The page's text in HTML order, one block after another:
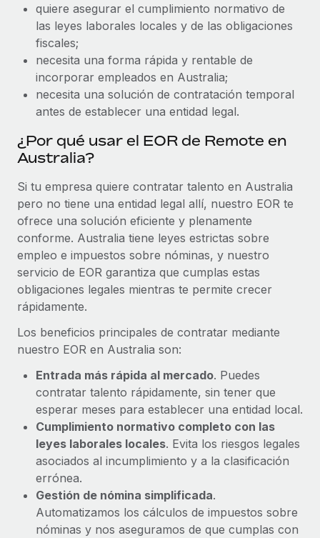
Pento se convierte en un empleador equitativo
con Remote
Gestionar las nóminas internamente es complicado. Tardas
semanas en hacerlo manualmente y, al mes...
Más información
quiere asegurar el cumplimiento normativo de
las leyes laborales locales y de las obligaciones
fiscales;
necesita una forma rápida y rentable de
incorporar empleados en Australia;
necesita una solución de contratación temporal
antes de establecer una entidad legal.
¿Por qué usar el EOR de Remote en
Australia?
Si tu empresa quiere contratar talento en Australia
pero no tiene una entidad legal allí, nuestro EOR te
ofrece una solución eficiente y plenamente
conforme. Australia tiene leyes estrictas sobre
empleo e impuestos sobre nóminas, y nuestro
servicio de EOR garantiza que cumplas estas
obligaciones legales mientras te permite crecer
rápidamente.
Los beneficios principales de contratar mediante
nuestro EOR en Australia son:
Entrada más rápida al mercado. Puedes
contratar talento rápidamente, sin tener que
esperar meses para establecer una entidad local.
Cumplimiento normativo completo con las
leyes laborales locales. Evita los riesgos legales
asociados al incumplimiento y a la clasificación
errónea.
Gestión de nómina simplificada.
Automatizamos los cálculos de impuestos sobre
nóminas y nos aseguramos de que cumplas con